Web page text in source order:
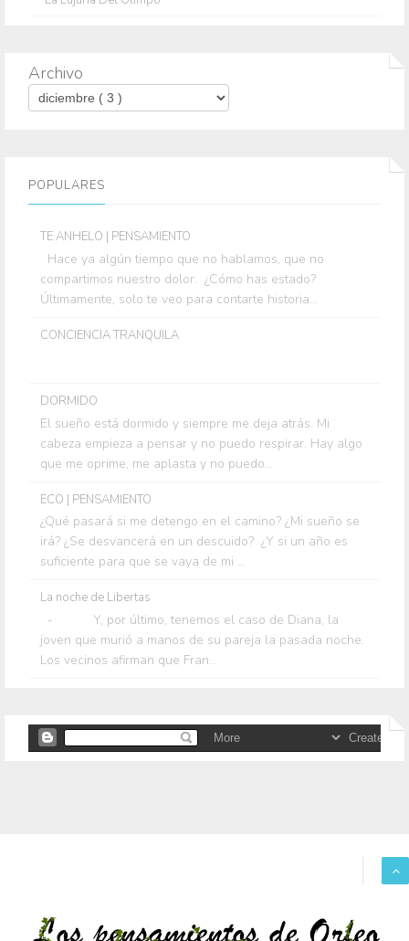
Archivo
POPULARES
TE ANHELO | PENSAMIENTO
Hace ya algún tiempo que no hablamos, que no
compartimos nuestro dolor. ¿Cómo has estado?
Últimamente, solo te veo para contarte historia...
CONCIENCIA TRANQUILA
DORMIDO
El sueño está dormido y siempre me deja atrás. Mi
cabeza empieza a pensar y no puedo respirar. Hay algo
que me oprime, me aplasta y no puedo...
ECO | PENSAMIENTO
¿Qué pasará si me detengo en el camino? ¿Mi sueño se
irá? ¿Se desvancerá en un descuido? ¿Y si un año es
suficiente para que se vaya de mi ...
La noche de Libertas
- Y, por último, tenemos el caso de Diana, la
joven que murió a manos de su pareja la pasada noche.
Los vecinos afirman que Fran...